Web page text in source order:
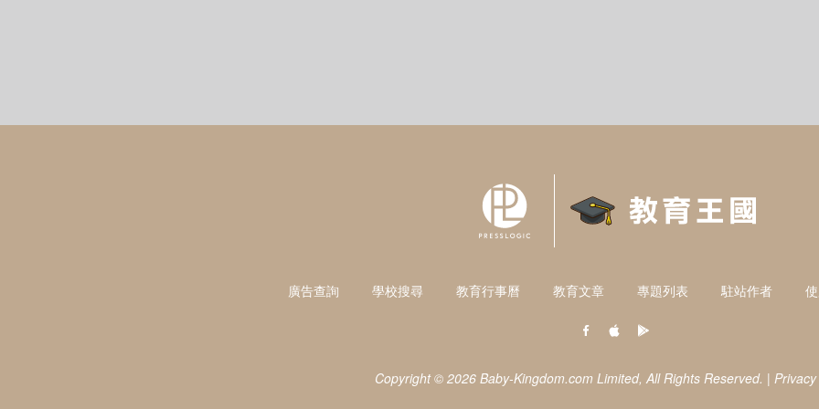
廣告查詢 學校搜尋 教育行事曆 教育文章 專題列表 駐站作者
Copyright © 2026 Baby-Kingdom.com Limited, All Rights Reserved. |